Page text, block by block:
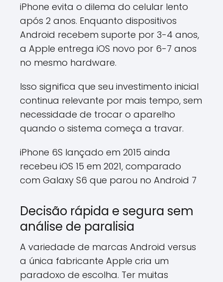
iPhone evita o dilema do celular lento
após 2 anos. Enquanto dispositivos
Android recebem suporte por 3-4 anos,
a Apple entrega iOS novo por 6-7 anos
no mesmo hardware.
Isso significa que seu investimento inicial
continua relevante por mais tempo, sem
necessidade de trocar o aparelho
quando o sistema começa a travar.
iPhone 6S lançado em 2015 ainda
recebeu iOS 15 em 2021, comparado
com Galaxy S6 que parou no Android 7
Decisão rápida e segura sem
análise de paralisia
A variedade de marcas Android versus
a única fabricante Apple cria um
paradoxo de escolha. Ter muitas